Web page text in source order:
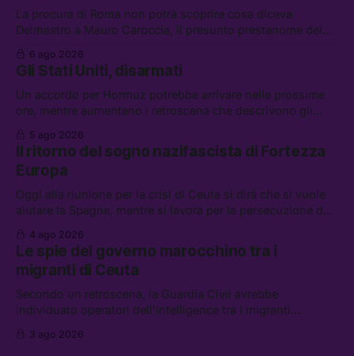
La procura di Roma non potrà scoprire cosa diceva
Delmastro a Mauro Caroccia, il presunto prestanome del
attacchi in Libano, il governo chiederà 36 miliardi di
flessibilità in armi e energia, e Grokipedia è già stata
abbandonata
6 ago 2026
Gli Stati Uniti, disarmati
Un accordo per Hormuz potrebbe arrivare nelle prossime
ore, mentre aumentano i retroscena che descrivono gli
chi aspetta i dispersi di Ceuta, il boom dei carburanti
diluiti, e quanti attivisti anti data center sono stati arrestati
5 ago 2026
Il ritorno del sogno nazifascista di Fortezza
Europa
Oggi alla riunione per la crisi di Ceuta si dirà che si vuole
aiutare la Spagna, mentre si lavora per la persecuzione dei
spontanei a Gaza, un giovane di 19 anni è morto sotto il
sole per raccogliere pomodori, e cosa dice l’AI Act europeo
4 ago 2026
Le spie del governo marocchino tra i
migranti di Ceuta
Secondo un retroscena, la Guardia Civil avrebbe
individuato operatori dell’intelligence tra i migranti
hanno ucciso 19 persone a Gaza; le tensioni nel campo
3 ago 2026